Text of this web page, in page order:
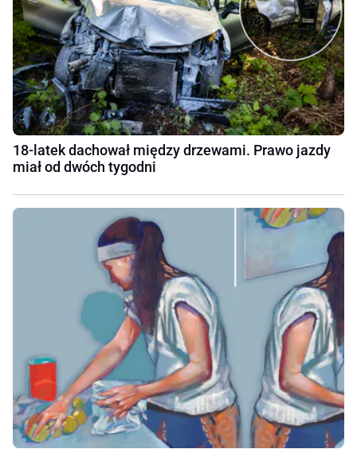
18-latek dachował między drzewami. Prawo jazdy
miał od dwóch tygodni